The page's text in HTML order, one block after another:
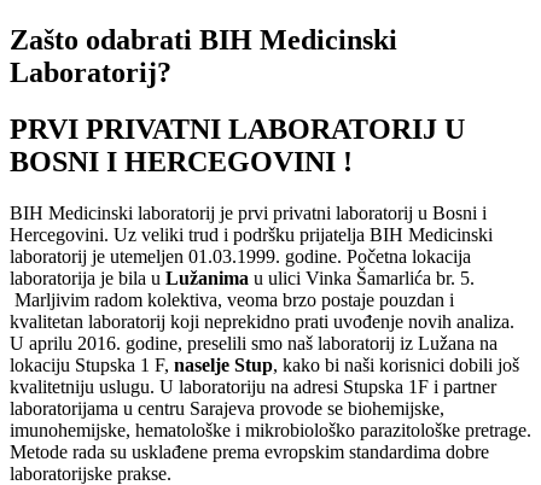
Zašto odabrati BIH Medicinski
Laboratorij?
PRVI PRIVATNI LABORATORIJ U
BOSNI I HERCEGOVINI !
BIH Medicinski laboratorij je prvi privatni laboratorij u Bosni i
Hercegovini. Uz veliki trud i podršku prijatelja BIH Medicinski
laboratorij je utemeljen 01.03.1999. godine. Početna lokacija
laboratorija je bila u Lužanima u ulici Vinka Šamarlića br. 5.
Marljivim radom kolektiva, veoma brzo postaje pouzdan i
kvalitetan laboratorij koji neprekidno prati uvođenje novih analiza.
U aprilu 2016. godine, preselili smo naš laboratorij iz Lužana na
lokaciju Stupska 1 F, naselje Stup, kako bi naši korisnici dobili još
kvalitetniju uslugu. U laboratoriju na adresi Stupska 1F i partner
laboratorijama u centru Sarajeva provode se biohemijske,
imunohemijske, hematološke i mikrobiološko parazitološke pretrage.
Metode rada su usklađene prema evropskim standardima dobre
laboratorijske prakse.